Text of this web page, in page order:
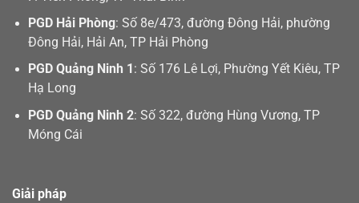
PGD Hải Phòng: Số 8e/473, đường Đông Hải, phường
Đông Hải, Hải An, TP Hải Phòng
PGD Quảng Ninh 1 : Số 176 Lê Lợi, Phường Yết Kiêu, TP
Hạ Long
PGD Quảng Ninh 2: Số 322, đường Hùng Vương, TP
Móng Cái
Giải pháp